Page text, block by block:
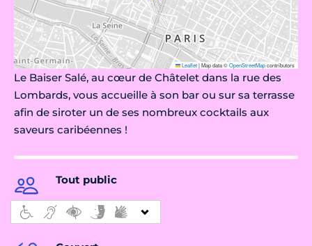
Leaflet|Map data ©OpenStreetMapcontributors
Le Baiser Salé, au cœur de Châtelet dans la rue des
Lombards, vous accueille à son bar ou sur sa terrasse
afin de siroter un de ses nombreux cocktails aux
saveurs caribéennes !
Tout public